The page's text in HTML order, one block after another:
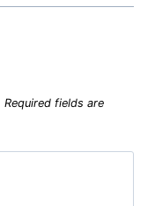
Required fields are